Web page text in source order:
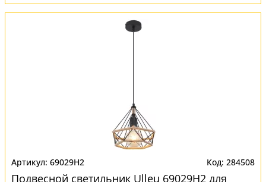
69029H2 284508
Подвесной светильник Ulleu 69029H2 для